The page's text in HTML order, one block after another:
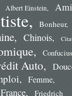
Albert Einstein
Bonheur
Chinois
Auto
Femme
France
Friedrich